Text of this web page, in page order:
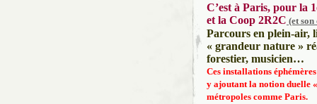
C’est à Paris, pour la
et la Coop 2R2C (et
Parcours en plein-air,
« grandeur nature »
forestier, musicien…
Ces installations
y ajoutant la notion duelle
métropoles comme Paris.